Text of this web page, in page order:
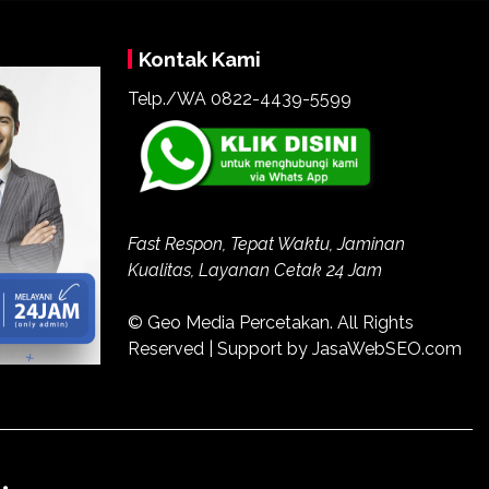
Kontak Kami
Telp./WA 0822-4439-5599
Fast Respon, Tepat Waktu, Jaminan
Kualitas, Layanan Cetak 24 Jam
© Geo Media Percetakan. All Rights
Reserved | Support by JasaWebSEO.com